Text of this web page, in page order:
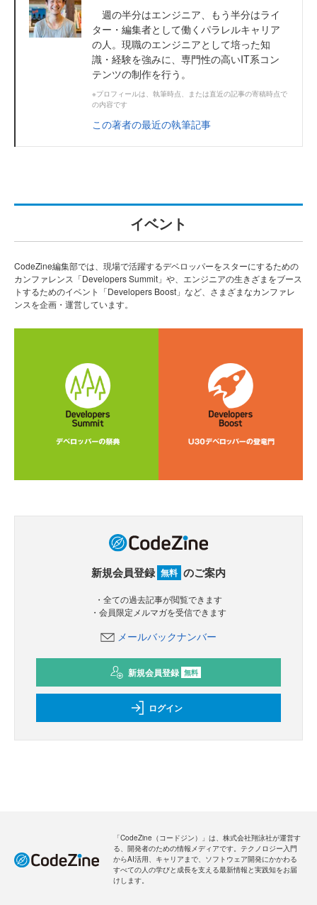
週の半分はエンジニア、もう半分はライ
ター・編集者として働くパラレルキャリア
の人。現職のエンジニアとして培った知
識・経験を強みに、専門性の高いIT系コン
テンツの制作を行う。
※プロフィールは、執筆時点、または直近の記事の寄稿時点で
の内容です
この著者の最近の執筆記事
イベント
CodeZine編集部では、現場で活躍するデベロッパーをスターにするための
カンファレンス「Developers Summit」や、エンジニアの生きざまをブース
トするためのイベント「Developers Boost」など、さまざまなカンファレ
ンスを企画・運営しています。
新規会員登録 無料 のご案内
・全ての過去記事が閲覧できます
・会員限定メルマガを受信できます
メールバックナンバー
新規会員登録 無料
ログイン
「CodeZine（コードジン）」は、株式会社翔泳社が運営す
る、開発者のための情報メディアです。テクノロジー入門
からAI活用、キャリアまで、ソフトウェア開発にかかわる
すべての人の学びと成長を支える最新情報と実践知をお届
けします。